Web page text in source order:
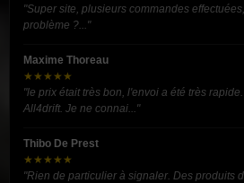
"Super site, plusieurs commandes
problème ?..."
Maxime Thoreau
★★★★★
"le prix était très bon, l'envoi a été très
All4drift. Je ne connai..."
Thibo De Prest
★★★★★
"Rien de particulier à signaler. Des produits